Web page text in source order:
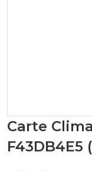
Carte
F43DB4E5